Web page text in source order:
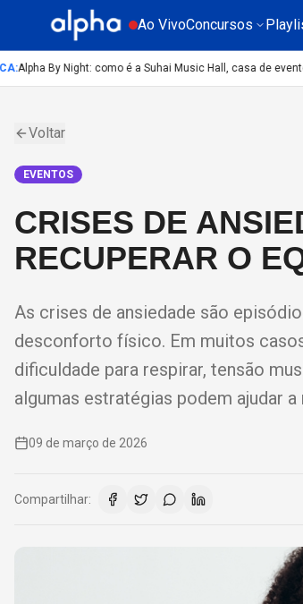
Ao VivoConcursos
:Alpha By Night: como é a Suhai Music Hall, casa de
Voltar
EVENTOS
CRISES DE
RECUPERAR O
As crises de ansiedade são
desconforto físico. Em muitos
dificuldade para respirar, tensão
algumas estratégias podem ajudar
09 de março de 2026
Compartilhar: